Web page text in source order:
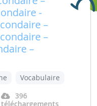
-
–
–
–
Vocabulaire
396
téléchargements